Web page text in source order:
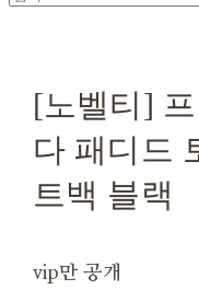
[노벨티]
다 패디드
트백 블랙
vip만 공개